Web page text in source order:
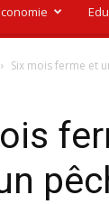
Six mois ferme et